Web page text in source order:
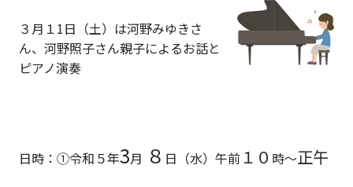
３月１1日（土）は河野みゆきさ
ん、河野照子さん親子によるお話と
ピアノ演奏
日時：①令和５年3月 ８ 日（水）午前 １０ 時～正午